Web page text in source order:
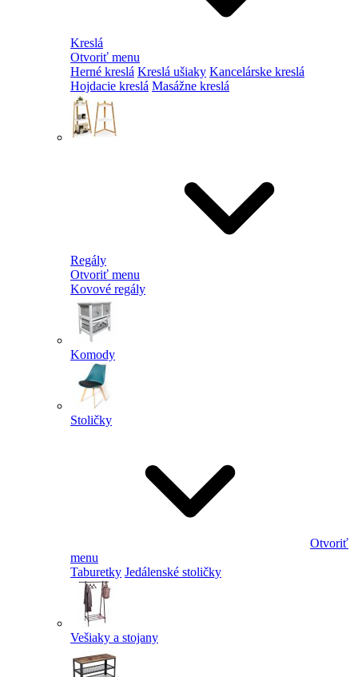
Kreslá
Otvoriť menu
Herné kreslá Kreslá ušiaky Kancelárske kreslá
Hojdacie kreslá Masážne kreslá
Regály
Otvoriť menu
Kovové regály
Komody
Stoličky
Otvoriť
menu
Taburetky Jedálenské stoličky
Vešiaky a stojany